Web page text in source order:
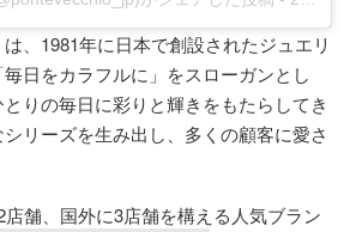
は、1981年に日本で創設されたジュエリ
日をカラフルに」をスローガンとし
りの毎日に彩りと輝きをもたらしてき
リーズを生み出し、多くの顧客に愛さ
舗、国外に3店舗を構える人気ブラン